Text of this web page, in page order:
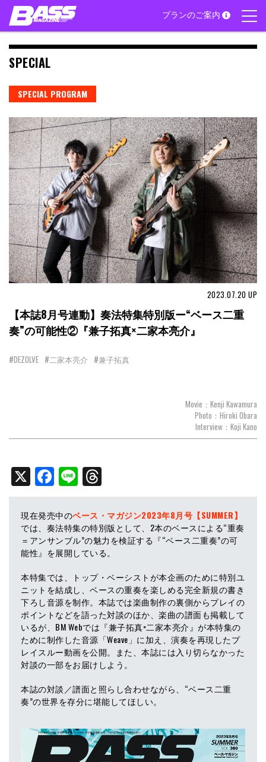
Skip
content
プランのご案内
SPECIAL
SPECIAL PROGRAM
2023.07.20 UP
【本誌8月号連動】奏法特集特別版ー“ベース二重
奏”の可能性②『兼子拓真×二家本亮介』
#DEZOLVE #二家本亮介 #兼子拓真
Movie：Kenji Kawamura
Photo：Hiroki Obara
Interview：Koji Kano
X Facebook
Line
現在発売中のベース・マガジン2023年8月号【SUMMER】
では、奏法特集の特別版として、2本のベースによる“重奏
＝アンサンブル”の魅力を検証する『“ベース二重奏”の可
能性』を展開している。
本特集では、トップ・ベーシストが本企画のために特別ユ
ニットを結成し、ベースの重奏を楽しめる完全新規の書き
下ろし音源を制作。本誌では楽曲制作の裏側からプレイの
ポイントなどを語った対談のほか、楽曲の譜面も掲載して
いるが、BM Webでは『兼子拓真×二家本亮介』が本特集の
ために制作した音源「Weave」に加え、演奏を再現したプ
レイスルー動画を公開。また、本誌には入り切らなかった
対談の一部をお届けしよう。
本誌の対談／譜面と照らし合わせながら、“ベース二重
奏”の世界を存分に堪能してほしい。